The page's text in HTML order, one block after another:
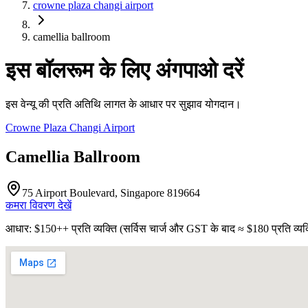
crowne plaza changi airport
camellia ballroom
इस बॉलरूम के लिए अंगपाओ दरें
इस वेन्यू की प्रति अतिथि लागत के आधार पर सुझाव योगदान।
Crowne Plaza Changi Airport
Camellia Ballroom
75 Airport Boulevard, Singapore 819664
कमरा विवरण देखें
आधार: $150++ प्रति व्यक्ति(सर्विस चार्ज और GST के बाद≈ $180 प्रति